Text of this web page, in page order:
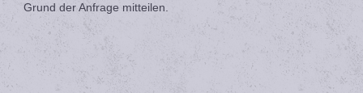
Grund der Anfrage mitteilen.